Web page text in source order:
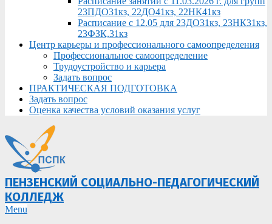
23ПДО31кз, 22ДО41кз, 22НК41кз
Расписание с 12.05 для 23ДО31кз, 23НК31кз,
23ФЗК,31кз
Центр карьеры и профессионального самоопределения
Профессиональное самоопределение
Трудоустройство и карьера
Задать вопрос
ПРАКТИЧЕСКАЯ ПОДГОТОВКА
Задать вопрос
Оценка качества условий оказания услуг
ПЕНЗЕНСКИЙ СОЦИАЛЬНО-ПЕДАГОГИЧЕСКИЙ
КОЛЛЕДЖ
Primary
Menu